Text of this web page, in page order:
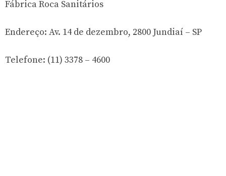
Fábrica Roca Sanitários
Endereço: Av. 14 de dezembro, 2800 Jundiaí – SP
Telefone: (11) 3378 – 4600